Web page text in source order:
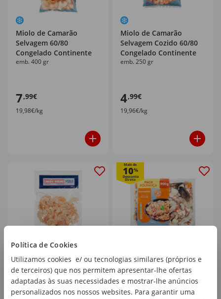
Política de Cookies
Utilizamos cookies e/ ou tecnologias similares (próprios e
de terceiros) que nos permitem apresentar-lhe ofertas
adaptadas às suas necessidades e mostrar-lhe anúncios
personalizados nos nossos websites. Para garantir uma
Miolo de Camarão
Selvagem 60/80
Congelado Continente
emb. 400 gr
7,99€
19,98€/kg
Miolo de Camarão
Selvagem Cozido 60/80
Congelado Continente
emb. 250 gr
4,99€
19,96€/kg
Miolo de Camarão
Vannamei 40/60
Ultracongelado
emb. 200 gr
Mais de
10%
Preparado para
Mariscada Congelado
Pack Poupança
Continente
emb. 900 gr